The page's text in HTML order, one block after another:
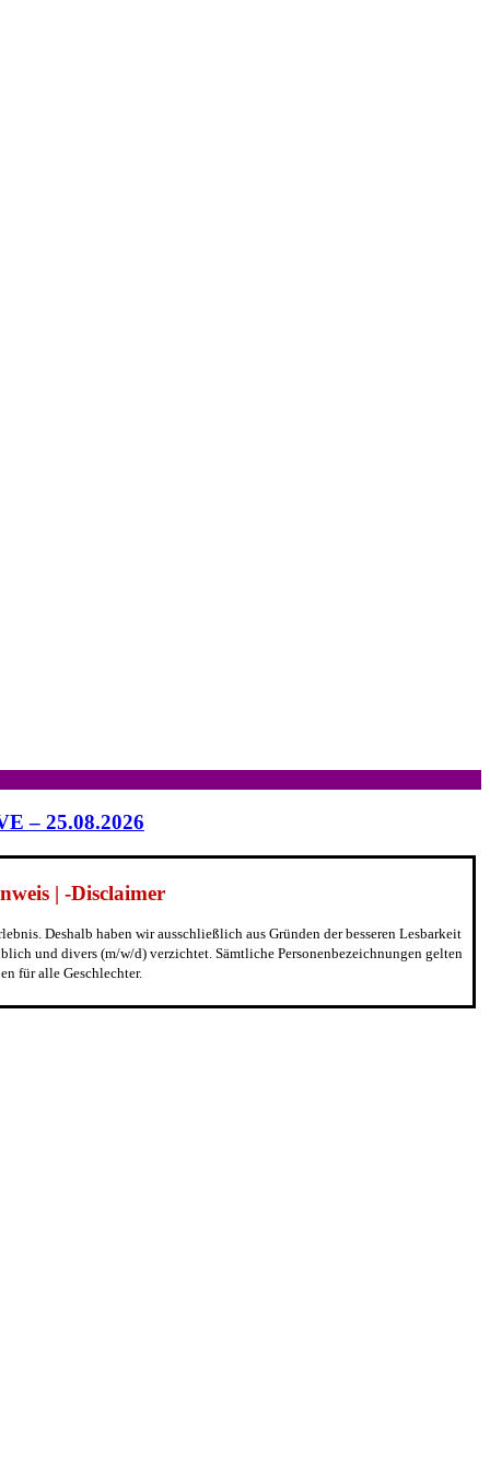
– 25.08.2026
| -Disclaimer
Deshalb haben wir ausschließlich aus Gründen der besseren Lesbarkeit
und divers (m/w/d) verzichtet. Sämtliche Personenbezeichnungen gelten
für alle Geschlechter.